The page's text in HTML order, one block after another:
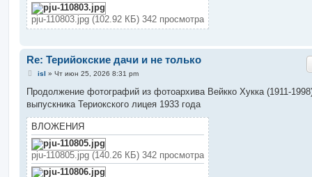
pju-110803.jpg (102.92 КБ) 342 просмотра
Re: Терийокские дачи и не только
С
о
щ
н
и
е
isl » Чт июн 25, 2026 8:31 pm
Продолжение фотографий из фотоархива Вейкко Хукка (1911-
выпускника Териокского лицея 1933 года
ВЛОЖЕНИЯ
pju-110805.jpg (140.26 КБ) 342 просмотра